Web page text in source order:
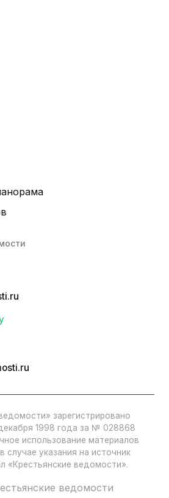
зарегистрировано
1998 года за № 028868
использование материалов
случае указания на источник
«Крестьянские ведомости».
ведомости